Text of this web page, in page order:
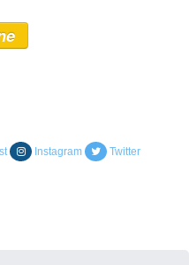
Instagram Twitter